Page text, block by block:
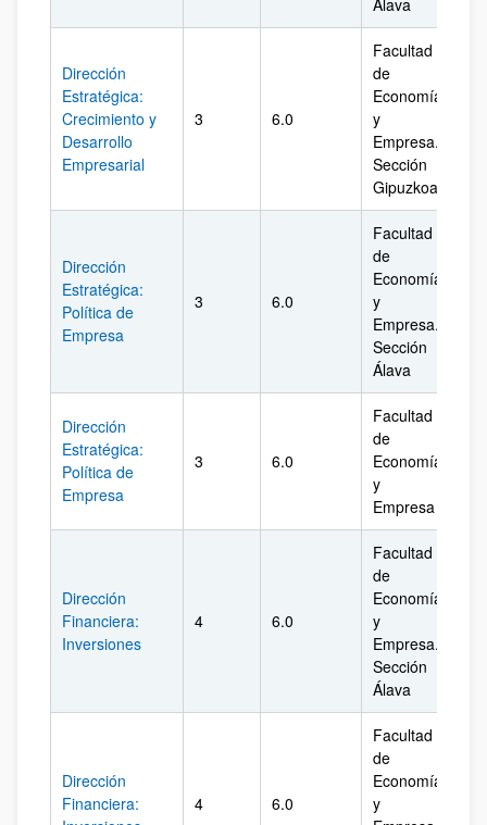
Álava
Dirección
Estratégica:
Crecimiento y
Desarrollo
Empresarial
3 6.0
Facultad
de
Economía
y
Empresa.
Sección
Gipuzkoa
Dirección
Estratégica:
Política de
Empresa
3 6.0
Facultad
de
Economía
y
Empresa.
Sección
Álava
Dirección
Estratégica:
Política de
Empresa
3 6.0
Facultad
de
Economía
y
Empresa
Dirección
Financiera:
Inversiones
4 6.0
Facultad
de
Economía
y
Empresa.
Sección
Álava
Dirección
Financiera:
4 6.0
Facultad
de
Economía
y